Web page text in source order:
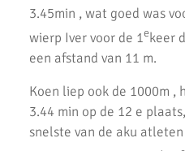
AKU atleten net naast podium
Gerrit Vos Bokaal 2019
Junioren
Prachtige prestaties op 2e
3.45min , wat goed was
wierp Iver voor de 1ekeer
een afstand van 11 m.
Koen liep ook de 1000m ,
3.44 min op de 12 e
snelste van de aku